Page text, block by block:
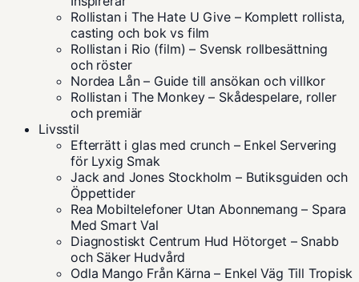
Rollistan i The Hate U Give – Komplett rollista,
casting och bok vs film
Rollistan i Rio (film) – Svensk rollbesättning
och röster
Nordea Lån – Guide till ansökan och villkor
Rollistan i The Monkey – Skådespelare, roller
och premiär
Livsstil
Efterrätt i glas med crunch – Enkel Servering
för Lyxig Smak
Jack and Jones Stockholm – Butiksguiden och
Öppettider
Rea Mobiltelefoner Utan Abonnemang – Spara
Med Smart Val
Diagnostiskt Centrum Hud Hötorget – Snabb
och Säker Hudvård
Odla Mango Från Kärna – Enkel Väg Till Tropisk